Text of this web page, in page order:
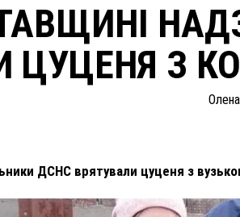
ЦУЦЕНЯ З
ДСНС врятували цуценя з